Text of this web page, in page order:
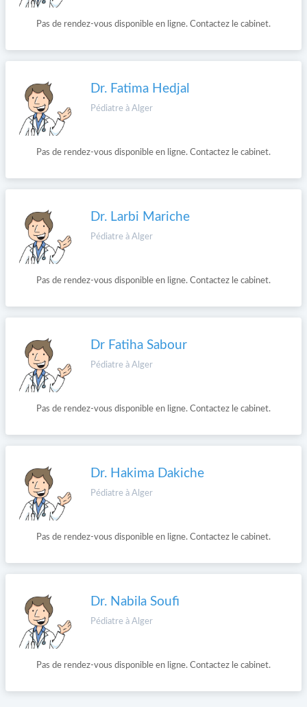
Pas de rendez-vous disponible en ligne. Contactez le cabinet.
Dr. Fatima Hedjal
Pédiatre à Alger
Pas de rendez-vous disponible en ligne. Contactez le cabinet.
Dr. Larbi Mariche
Pédiatre à Alger
Pas de rendez-vous disponible en ligne. Contactez le cabinet.
Dr Fatiha Sabour
Pédiatre à Alger
Pas de rendez-vous disponible en ligne. Contactez le cabinet.
Dr. Hakima Dakiche
Pédiatre à Alger
Pas de rendez-vous disponible en ligne. Contactez le cabinet.
Dr. Nabila Soufi
Pédiatre à Alger
Pas de rendez-vous disponible en ligne. Contactez le cabinet.